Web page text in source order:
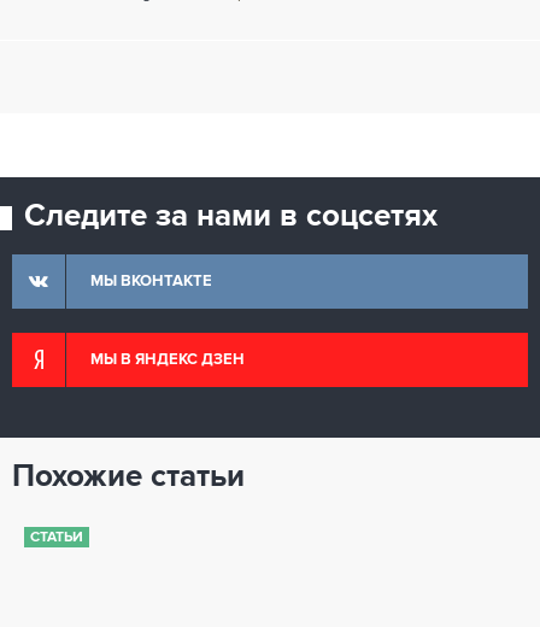
Следите за нами в соцсетях
МЫ ВКОНТАКТЕ
МЫ В ЯНДЕКС ДЗЕН
Похожие статьи
СТАТЬИ